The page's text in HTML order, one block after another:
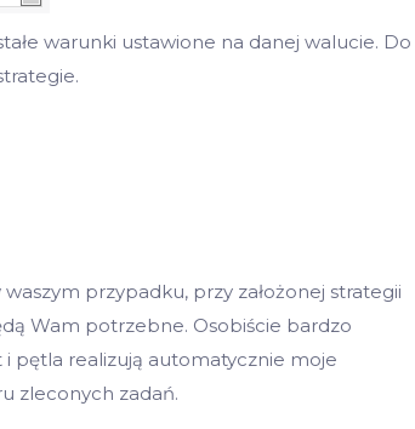
warunki ustawione na danej walucie. Do
przypadku, przy założonej strategii
Wam potrzebne. Osobiście bardzo
pętla realizują automatycznie moje
zleconych zadań.